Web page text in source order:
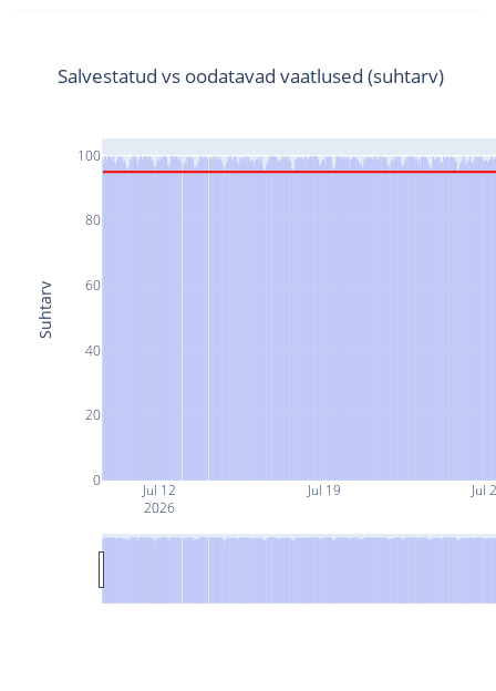
Jul 12
2026
Jul 19 Jul
0
20
40
60
80
100
Salvestatud vs oodatavad vaatlused (suhtarv)
Suhtarv